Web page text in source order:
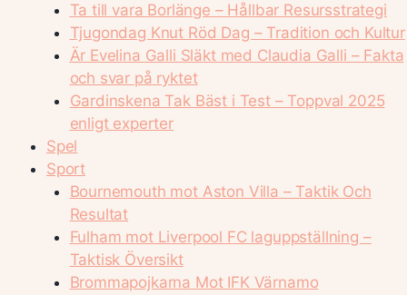
Ta till vara Borlänge – Hållbar Resursstrategi
Tjugondag Knut Röd Dag – Tradition och Kultur
Är Evelina Galli Släkt med Claudia Galli – Fakta
och svar på ryktet
Gardinskena Tak Bäst i Test – Toppval 2025
enligt experter
Spel
Sport
Bournemouth mot Aston Villa – Taktik Och
Resultat
Fulham mot Liverpool FC laguppställning –
Taktisk Översikt
Brommapojkarna Mot IFK Värnamo